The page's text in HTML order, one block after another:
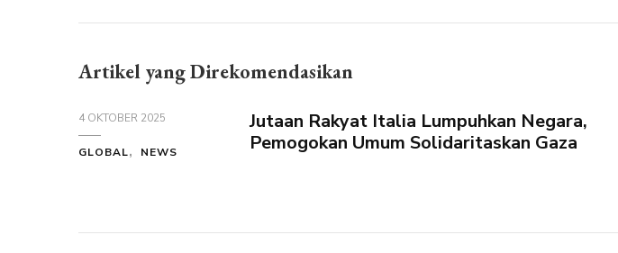
Artikel yang Direkomendasikan
4 OKTOBER 2025
GLOBAL NEWS
Jutaan Rakyat Italia Lumpuhkan Negara,
Pemogokan Umum Solidaritaskan Gaza